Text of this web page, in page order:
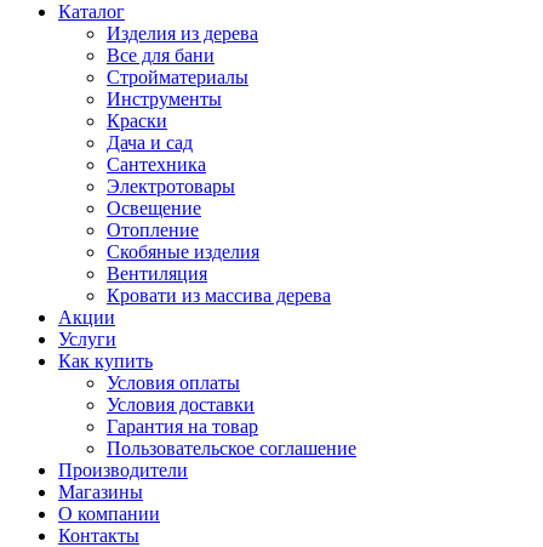
Каталог
Изделия из дерева
Все для бани
Стройматериалы
Инструменты
Краски
Дача и сад
Сантехника
Электротовары
Освещение
Отопление
Скобяные изделия
Вентиляция
Кровати из массива дерева
Акции
Услуги
Как купить
Условия оплаты
Условия доставки
Гарантия на товар
Пользовательское соглашение
Производители
Магазины
О компании
Контакты